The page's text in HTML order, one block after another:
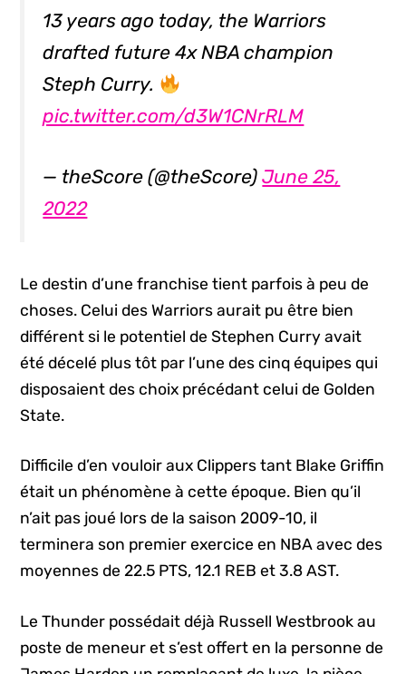
13 years ago today, the Warriors
drafted future 4x NBA champion
Steph Curry.
pic.twitter.com/d3W1CNrRLM
— theScore (@theScore)June 25,
2022
Le destin d’une franchise tient parfois à peu de
choses. Celui des Warriors aurait pu être bien
différent si le potentiel de Stephen Curry avait
été décelé plus tôt par l’une des cinq équipes qui
disposaient des choix précédant celui de Golden
State.
Difficile d’en vouloir aux Clippers tant Blake Griffin
était un phénomène à cette époque. Bien qu’il
n’ait pas joué lors de la saison 2009-10, il
terminera son premier exercice en NBA avec des
moyennes de 22.5 PTS, 12.1 REB et 3.8 AST.
Le Thunder possédait déjà Russell Westbrook au
poste de meneur et s’est offert en la personne de